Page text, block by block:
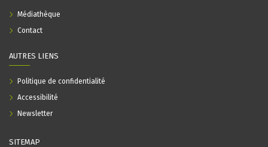
SITEMAP
Médiathèque
Contact
AUTRES LIENS
Politique de confidentialité
Accessibilité
Newsletter